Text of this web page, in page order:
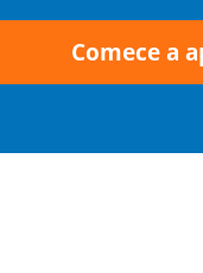
Comece a